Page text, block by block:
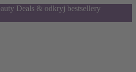
Deals & odkryj bestsellery